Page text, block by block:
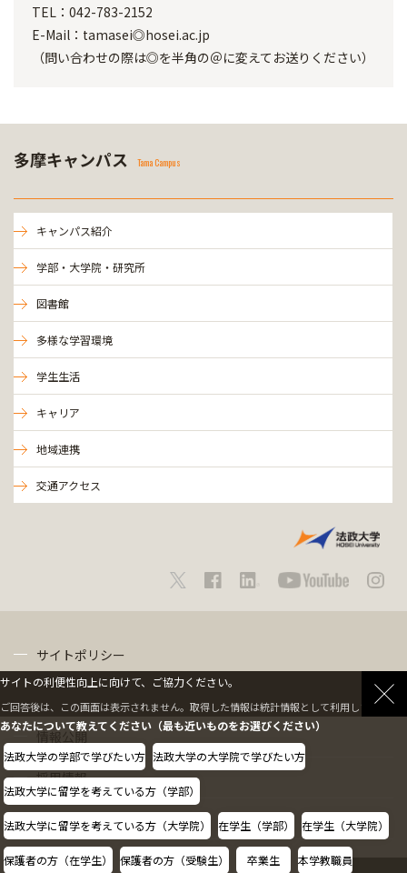
TEL：042-783-2152
E-Mail：tamasei◎hosei.ac.jp
（問い合わせの際は◎を半角の＠に変えてお送りください）
多摩キャンパス Tama Campus
キャンパス紹介
学部・大学院・研究所
図書館
多様な学習環境
学生生活
キャリア
地域連携
交通アクセス
サイトポリシー
情報公開
採用情報
教職員の方へ
サイトの利便性向上に向けて、ご協力ください。
ご回答後は、この画面は表示されません。取得した情報は統計情報として利用します。
あなたについて教えてください（最も近いものをお選びください）
法政大学の学部で学びたい方 法政大学の大学院で学びたい方
法政大学に留学を考えている方（学部）
法政大学に留学を考えている方（大学院） 在学生（学部） 在学生（大学院）
保護者の方（在学生） 保護者の方（受験生） 卒業生 本学教職員